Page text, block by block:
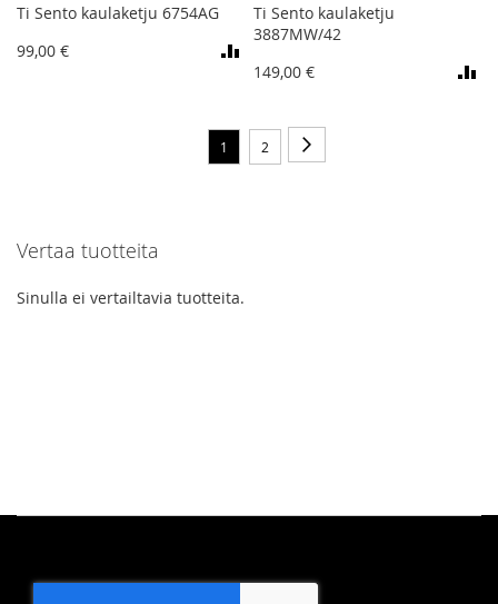
Ti Sento kaulaketju 6754AG
99,00 €
Ti Sento kaulaketju
3887MW/42
149,00 €
Sivu
You're
1 Sivu
2
Vertaa tuotteita
Sinulla ei vertailtavia tuotteita.